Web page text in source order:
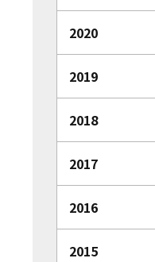
2020
2019
2018
2017
2016
2015